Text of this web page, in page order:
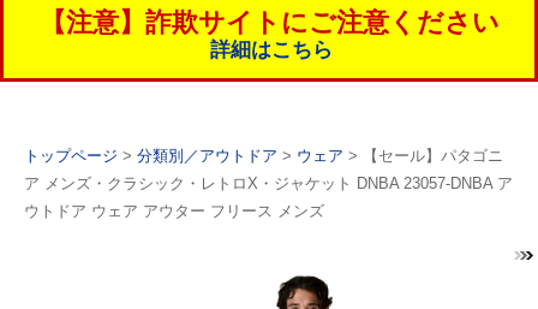
【注意】詐欺サイトにご注意ください
詳細はこちら
トップページ > 分類別／アウトドア > ウェア > 【セール】パタゴニ
ア メンズ・クラシック・レトロX・ジャケット DNBA 23057-DNBA ア
ウトドア ウェア アウター フリース メンズ